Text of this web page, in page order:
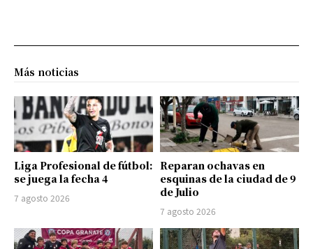
Más noticias
Liga Profesional de fútbol:
se juega la fecha 4
7 agosto 2026
Reparan ochavas en
esquinas de la ciudad de 9
de Julio
7 agosto 2026